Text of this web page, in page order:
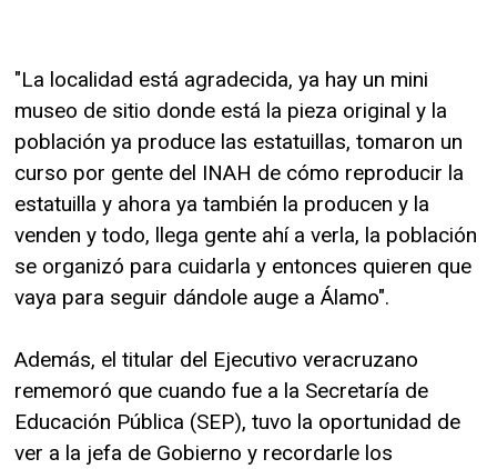
"La localidad está agradecida, ya hay un mini
museo de sitio donde está la pieza original y la
población ya produce las estatuillas, tomaron un
curso por gente del INAH de cómo reproducir la
estatuilla y ahora ya también la producen y la
venden y todo, llega gente ahí a verla, la población
se organizó para cuidarla y entonces quieren que
vaya para seguir dándole auge a Álamo".
Además, el titular del Ejecutivo veracruzano
rememoró que cuando fue a la Secretaría de
Educación Pública (SEP), tuvo la oportunidad de
ver a la jefa de Gobierno y recordarle los